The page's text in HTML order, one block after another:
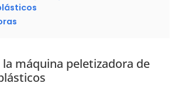
máquina peletizadora de